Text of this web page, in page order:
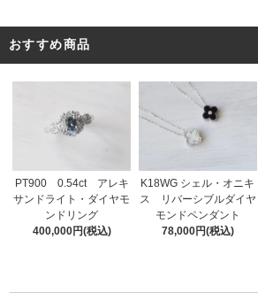
おすすめ商品
PT900 0.54ct アレキ
サンドライト・ダイヤモ
ンドリング
400,000円(税込)
K18WG シェル・オニキ
ス リバーシブルダイヤ
モンドペンダント
78,000円(税込)